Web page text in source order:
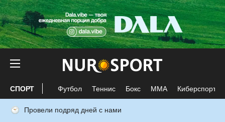
СПОРТ Футбол Теннис Бокс ММА Киберспорт
Провели подряд дней с нами